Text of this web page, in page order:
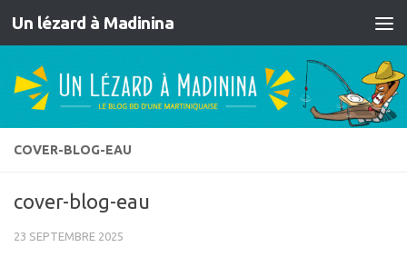
Skip to content
Un lézard à Madinina
COVER-BLOG-EAU
cover-blog-eau
23 SEPTEMBRE 2025